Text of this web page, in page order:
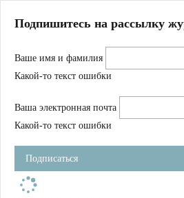
Магазин
Журнал
Школа
Устав
Фильмы
Имена
Тэги
Подпишитесь на рассылку
Ваше имя и фамилия
Какой-то текст ошибки
Ваша электронная почта
Какой-то текст ошибки
Подписаться